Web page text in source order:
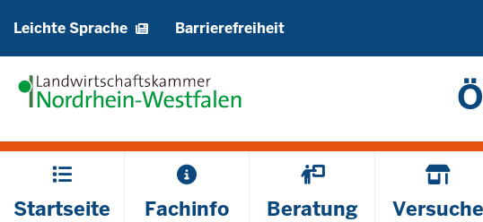
Sprachen
Leichte Sprache Barrierefreiheit
Hauptmenü
Startseite Fachinfo Beratung Versuche